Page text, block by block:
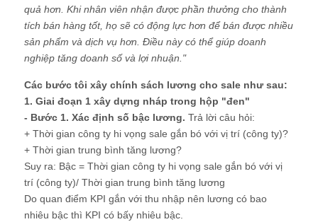
quả hơn. Khi nhân viên nhận được phần thưởng cho thành
tích bán hàng tốt, họ sẽ có động lực hơn để bán được nhiều
sản phẩm và dịch vụ hơn. Điều này có thể giúp doanh
nghiệp tăng doanh số và lợi nhuận."
Các bước tôi xây chính sách lương cho sale như sau:
1. Giai đoạn 1 xây dựng nháp trong hộp "đen"
- Bước 1. Xác định số bậc lương. Trả lời câu hỏi:
+ Thời gian công ty hi vọng sale gắn bó với vị trí (công ty)?
+ Thời gian trung bình tăng lương?
Suy ra: Bậc = Thời gian công ty hi vọng sale gắn bó với vị
trí (công ty)/ Thời gian trung bình tăng lương
Do quan điểm KPI gắn với thu nhập nên lương có bao
nhiêu bậc thì KPI có bấy nhiêu bậc.